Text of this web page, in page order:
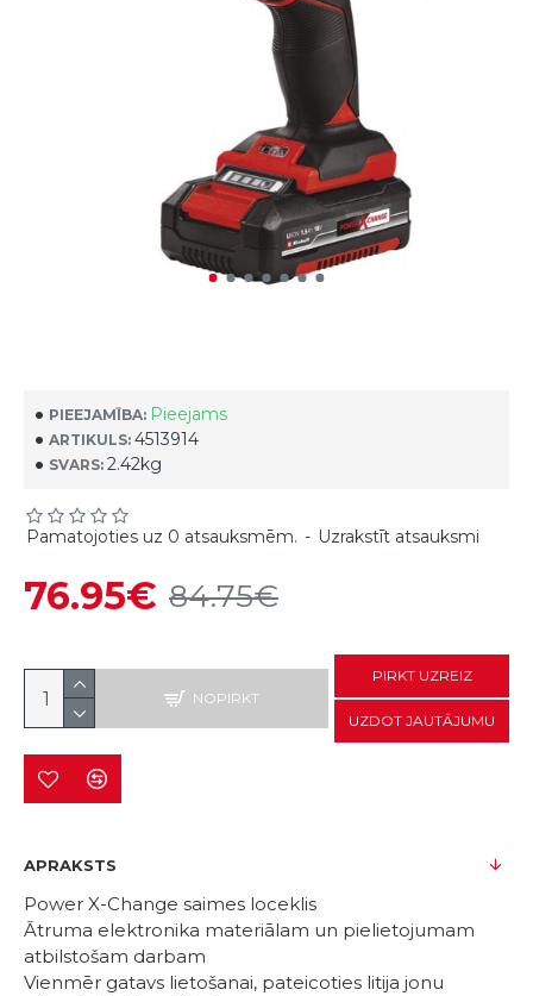
PIEEJAMĪBA: Pieejams
ARTIKULS: 4513914
SVARS: 2.42kg
Pamatojoties uz 0 atsauksmēm. - Uzrakstīt atsauksmi
76.95€ 84.75€
NOPIRKT
PIRKT UZREIZ
UZDOT JAUTĀJUMU
APRAKSTS
Power X-Change saimes loceklis
Ātruma elektronika materiālam un pielietojumam
atbilstošam darbam
Vienmēr gatavs lietošanai, pateicoties litija jonu